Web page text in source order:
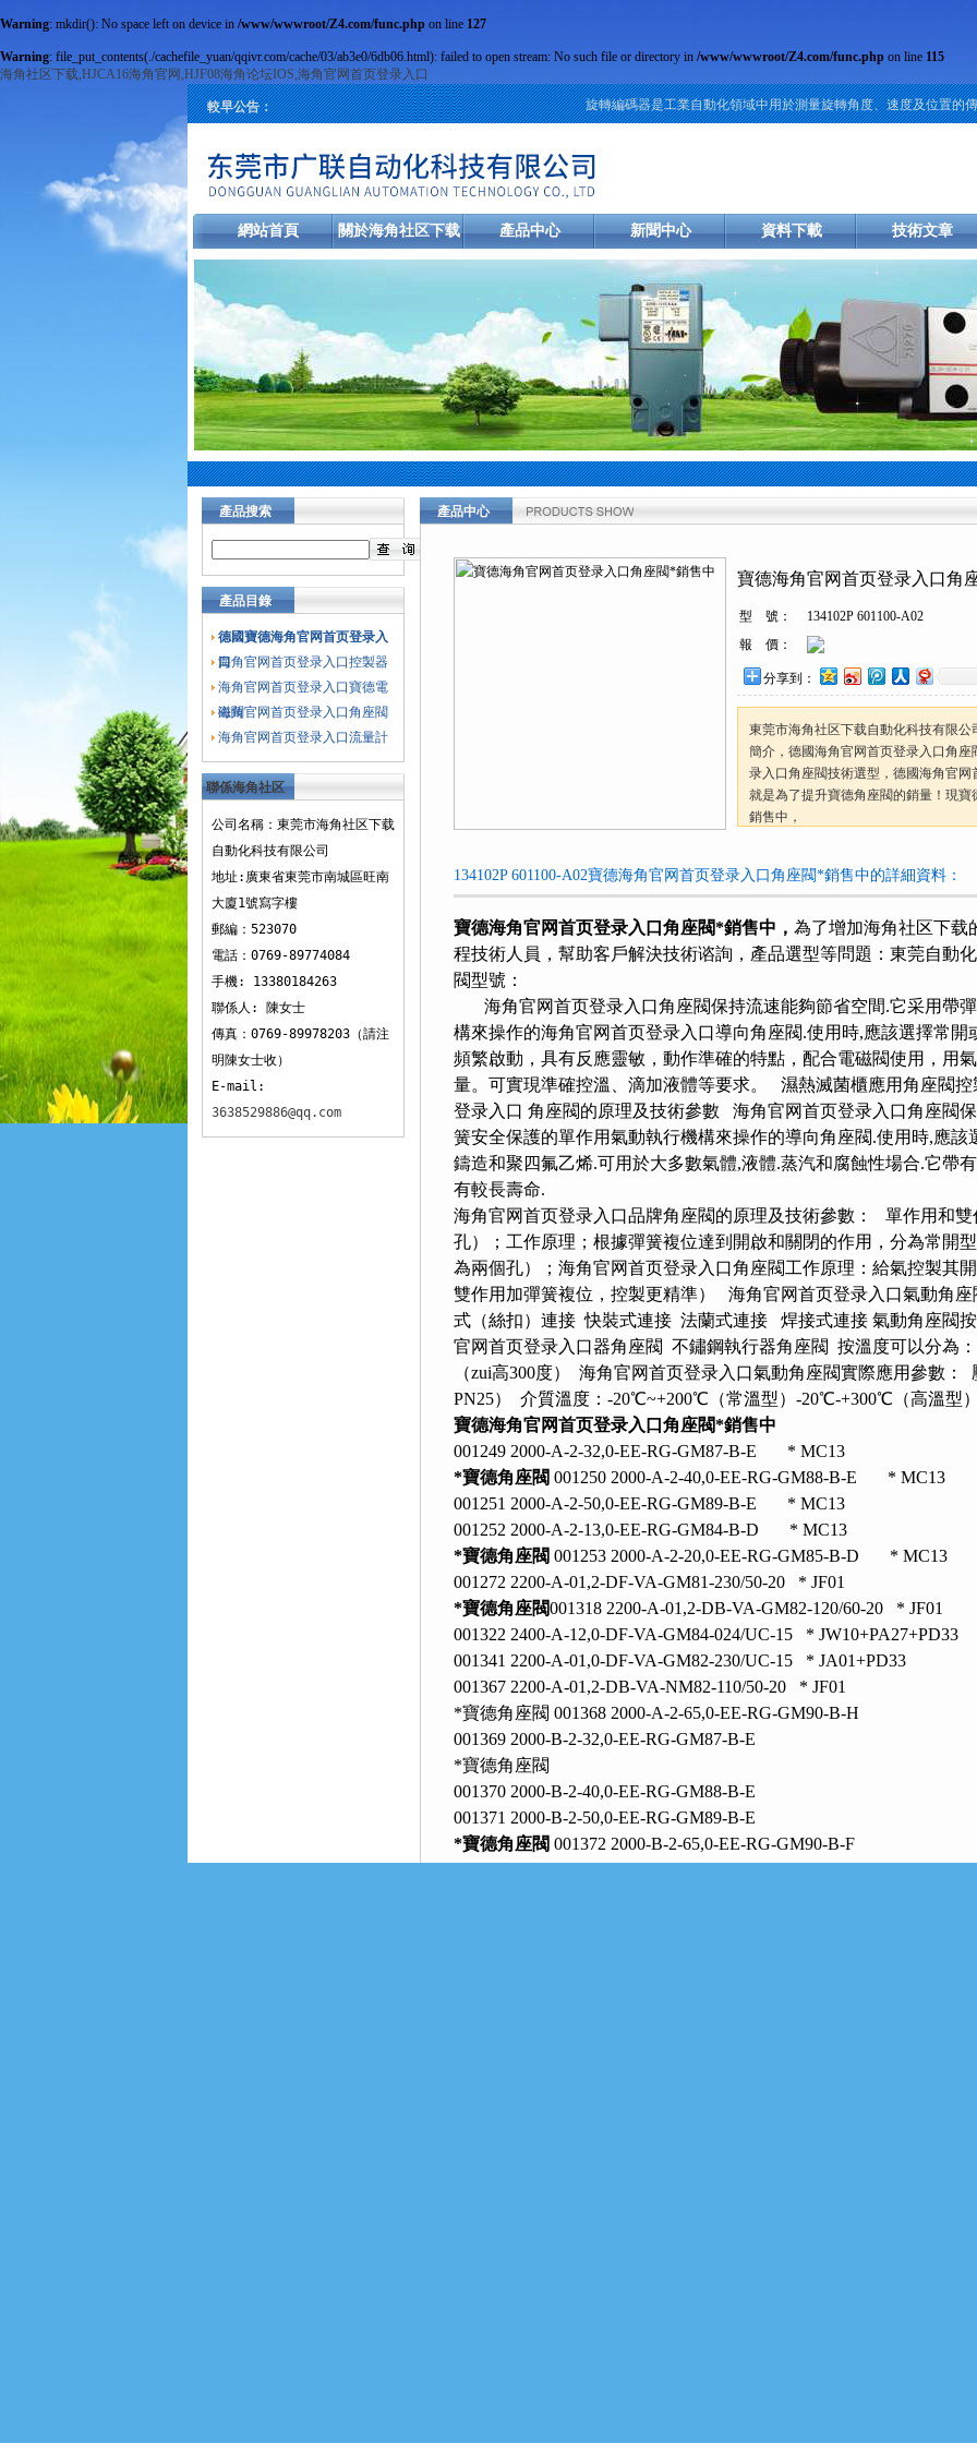
Warning: mkdir(): No space left on device in /www/wwwroot/Z4.com/func.php on line 127
Warning: file_put_contents(./cachefile_yuan/qqivr.com/cache/03/ab3e0/6db06.html): failed to open stream: No such file or directory in /www/wwwroot/Z4.com/func.php on line 115
海角社区下载,HJCA16海角官网,HJF08海角论坛IOS,海角官网首页登录入口
較早公告： 旋轉編碼器是工業自動化領域中用於測量旋轉角度、速度及位置的傳
網站首頁 關於海角社区下载 產品中心 新聞中心 資料下載 技術文章
產品搜索
產品目錄
德國寶德海角官网首页登录入
口
海角官网首页登录入口控製器
海角官网首页登录入口寶德電
磁閥
海角官网首页登录入口角座閥
海角官网首页登录入口流量計
聯係海角社区
下载
公司名稱：東莞市海角社区下载
自動化科技有限公司
地址:廣東省東莞市南城區旺南
大廈1號寫字樓
郵編：523070
電話：0769-89774084
手機: 13380184263
聯係人: 陳女士
傳真：0769-89978203（請注
明陳女士收）
E-mail:
3638529886@qq.com
產品中心
网首页登录入口角座閥*銷售中
寶德海角官网首页登录入口角
型 號：
134102P 601100-A02
報 價：
分享到：
東莞市海角社区下载自動化科技有限
簡介，德國海角官网首页登录入口角
录入口角座閥技術選型，德國海角官网
就是為了提升寶德角座閥的銷量！現
銷售中，
134102P 601100-A02寶德海角官网首页登录入口角座閥*銷售中的詳細資料：
寶德海角官网首页登录入口角座閥*銷售中 ， 為了增加海角社区下载
程技術人員，幫助客戶解決技術谘詢，產品選型等問題：東莞自動
閥型號：
海角官网首页登录入口角座閥保持流速能夠節省空間.它采用帶
構來操作的海角官网首页登录入口導向角座閥.使用時,應該選擇常
頻繁啟動，具有反應靈敏，動作準確的特點，配合電磁閥使用，用
量。可實現準確控溫、滴加液體等要求。 濕熱滅菌櫃應用角座閥
登录入口 角座閥的原理及技術參數 海角官网首页登录入口角座閥
簧安全保護的單作用氣動執行機構來操作的導向角座閥.使用時,應
鑄造和聚四氟乙烯.可用於大多數氣體,液體.蒸汽和腐蝕性場合.它帶
有較長壽命.
海角官网首页登录入口品牌角座閥的原理及技術參數： 單作用和
孔）；工作原理；根據彈簧複位達到開啟和關閉的作用，分為常開
為兩個孔）；海角官网首页登录入口角座閥工作原理：給氣控製其
雙作用加彈簧複位，控製更精準） 海角官网首页登录入口氣動角
式（絲扣）連接 快裝式連接 法蘭式連接 焊接式連接 氣動角座閥
官网首页登录入口器角座閥 不鏽鋼執行器角座閥 按溫度可以分為
（zui高300度） 海角官网首页登录入口氣動角座閥實際應用參數：
PN25） 介質溫度：-20℃~+200℃（常溫型）-20℃-+300℃（高溫型
寶德海角官网首页登录入口角座閥*銷售中
001249 2000-A-2-32,0-EE-RG-GM87-B-E * MC13
*寶德角座閥 001250 2000-A-2-40,0-EE-RG-GM88-B-
001251 2000-A-2-50,0-EE-RG-GM89-B-E * MC13
001252 2000-A-2-13,0-EE-RG-GM84-B-D * MC13
*寶德角座閥 001253 2000-A-2-20,0-EE-RG-GM85-B-
001272 2200-A-01,2-DF-VA-GM81-230/50-20 * JF01
*寶德角座閥001318 2200-A-01,2-DB-VA-GM82-120/60-
001322 2400-A-12,0-DF-VA-GM84-024/UC-15 *
001341 2200-A-01,0-DF-VA-GM82-230/UC-15 *
001367 2200-A-01,2-DB-VA-NM82-110/50-20 * JF01
*寶德角座閥 001368 2000-A-2-65,0-EE-RG-GM90-B-H
001369 2000-B-2-32,0-EE-RG-GM87-B-E
*寶德角座閥
001370 2000-B-2-40,0-EE-RG-GM88-B-E
001371 2000-B-2-50,0-EE-RG-GM89-B-E
*寶德角座閥 001372 2000-B-2-65,0-EE-RG-